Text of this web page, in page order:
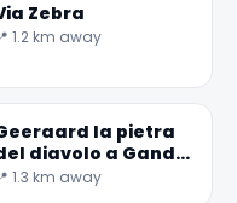
Zebra
1.2 km away
la pietra
diavolo a Gand,
1.3 km away